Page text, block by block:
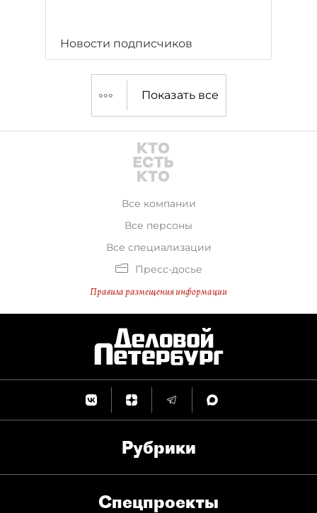
Новости подписчиков
Показать все
Все компании
Все персоны
Все специализации
Пресс-досье
Правила размещения информации
Рубрики
Спец­проекты